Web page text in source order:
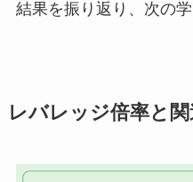
結果を振り返り、次の学
レバレッジ倍率と